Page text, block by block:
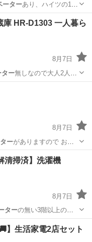
ーターあり、ハイツの1階
ショップ
庫 HR-D1303 一人暮ら
8月7日
ター無しなので大人2人は
8月7日
ーがありますので おろ
清掃済】洗濯機
8月7日
ターの無い3階以上の配
ホース
】生活家電2店セット